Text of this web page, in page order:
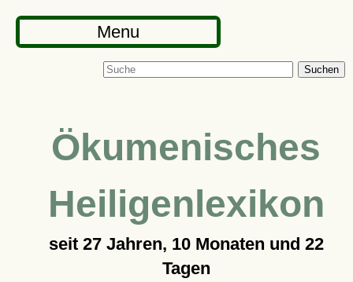
Menu
Suchen
Ökumenisches
Heiligenlexikon
seit 27 Jahren, 10 Monaten und 22
Tagen